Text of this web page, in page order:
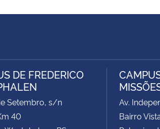
DE FREDERICO
Setembro, s/n
40
Av.
Bairro